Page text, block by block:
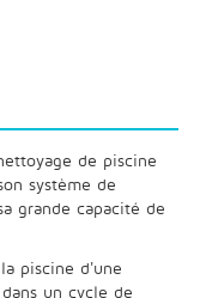
de piscine
système de
grande capacité de
piscine d'une
un cycle de